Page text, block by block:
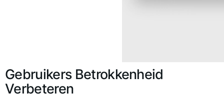
Gebruikers Betrokkenheid
Verbeteren